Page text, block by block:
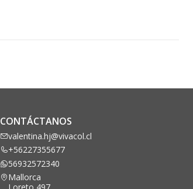
CONTÁCTANOS
valentina.hj@vivacol.cl
+56227355677
56932572340
Mallorca